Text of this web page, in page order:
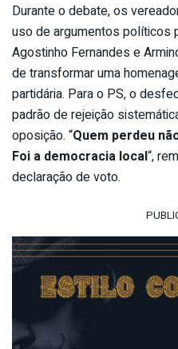
Durante o debate, os
uso de argumentos políticos
Agostinho Fernandes e
de transformar uma
partidária. Para o PS, o
padrão de rejeição
oposição. “Quem perdeu
Foi a democracia local“,
declaração de voto.